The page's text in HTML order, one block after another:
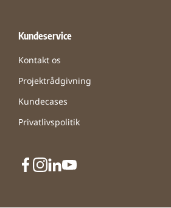
Kundeservice
Kontakt os
Projektrådgivning
Kundecases
Privatlivspolitik